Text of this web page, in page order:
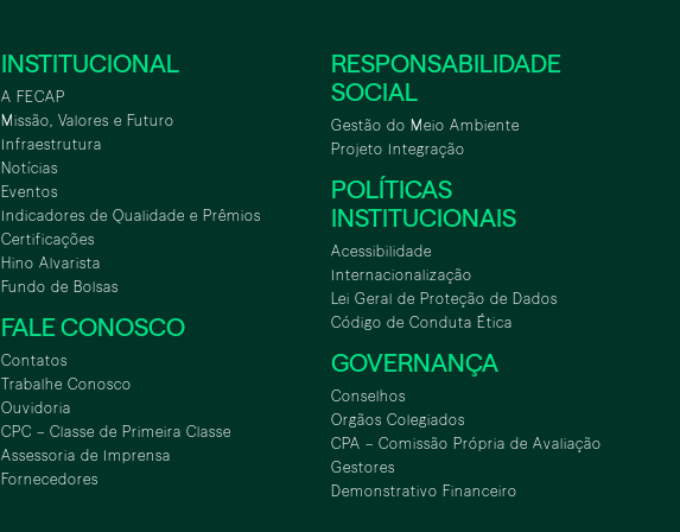
INSTITUCIONAL
A FECAP
Missão, Valores e Futuro
Infraestrutura
Notícias
Eventos
Indicadores de Qualidade e Prêmios
Certificações
Hino Alvarista
Fundo de Bolsas
FALE CONOSCO
Contatos
Trabalhe Conosco
Ouvidoria
CPC – Classe de Primeira Classe
Assessoria de Imprensa
Fornecedores
RESPONSABILIDADE
SOCIAL
Gestão do Meio Ambiente
Projeto Integração
POLÍTICAS
INSTITUCIONAIS
Acessibilidade
Internacionalização
Lei Geral de Proteção de Dados
Código de Conduta Ética
GOVERNANÇA
Conselhos
Orgãos Colegiados
CPA – Comissão Própria de Avaliação
Gestores
Demonstrativo Financeiro